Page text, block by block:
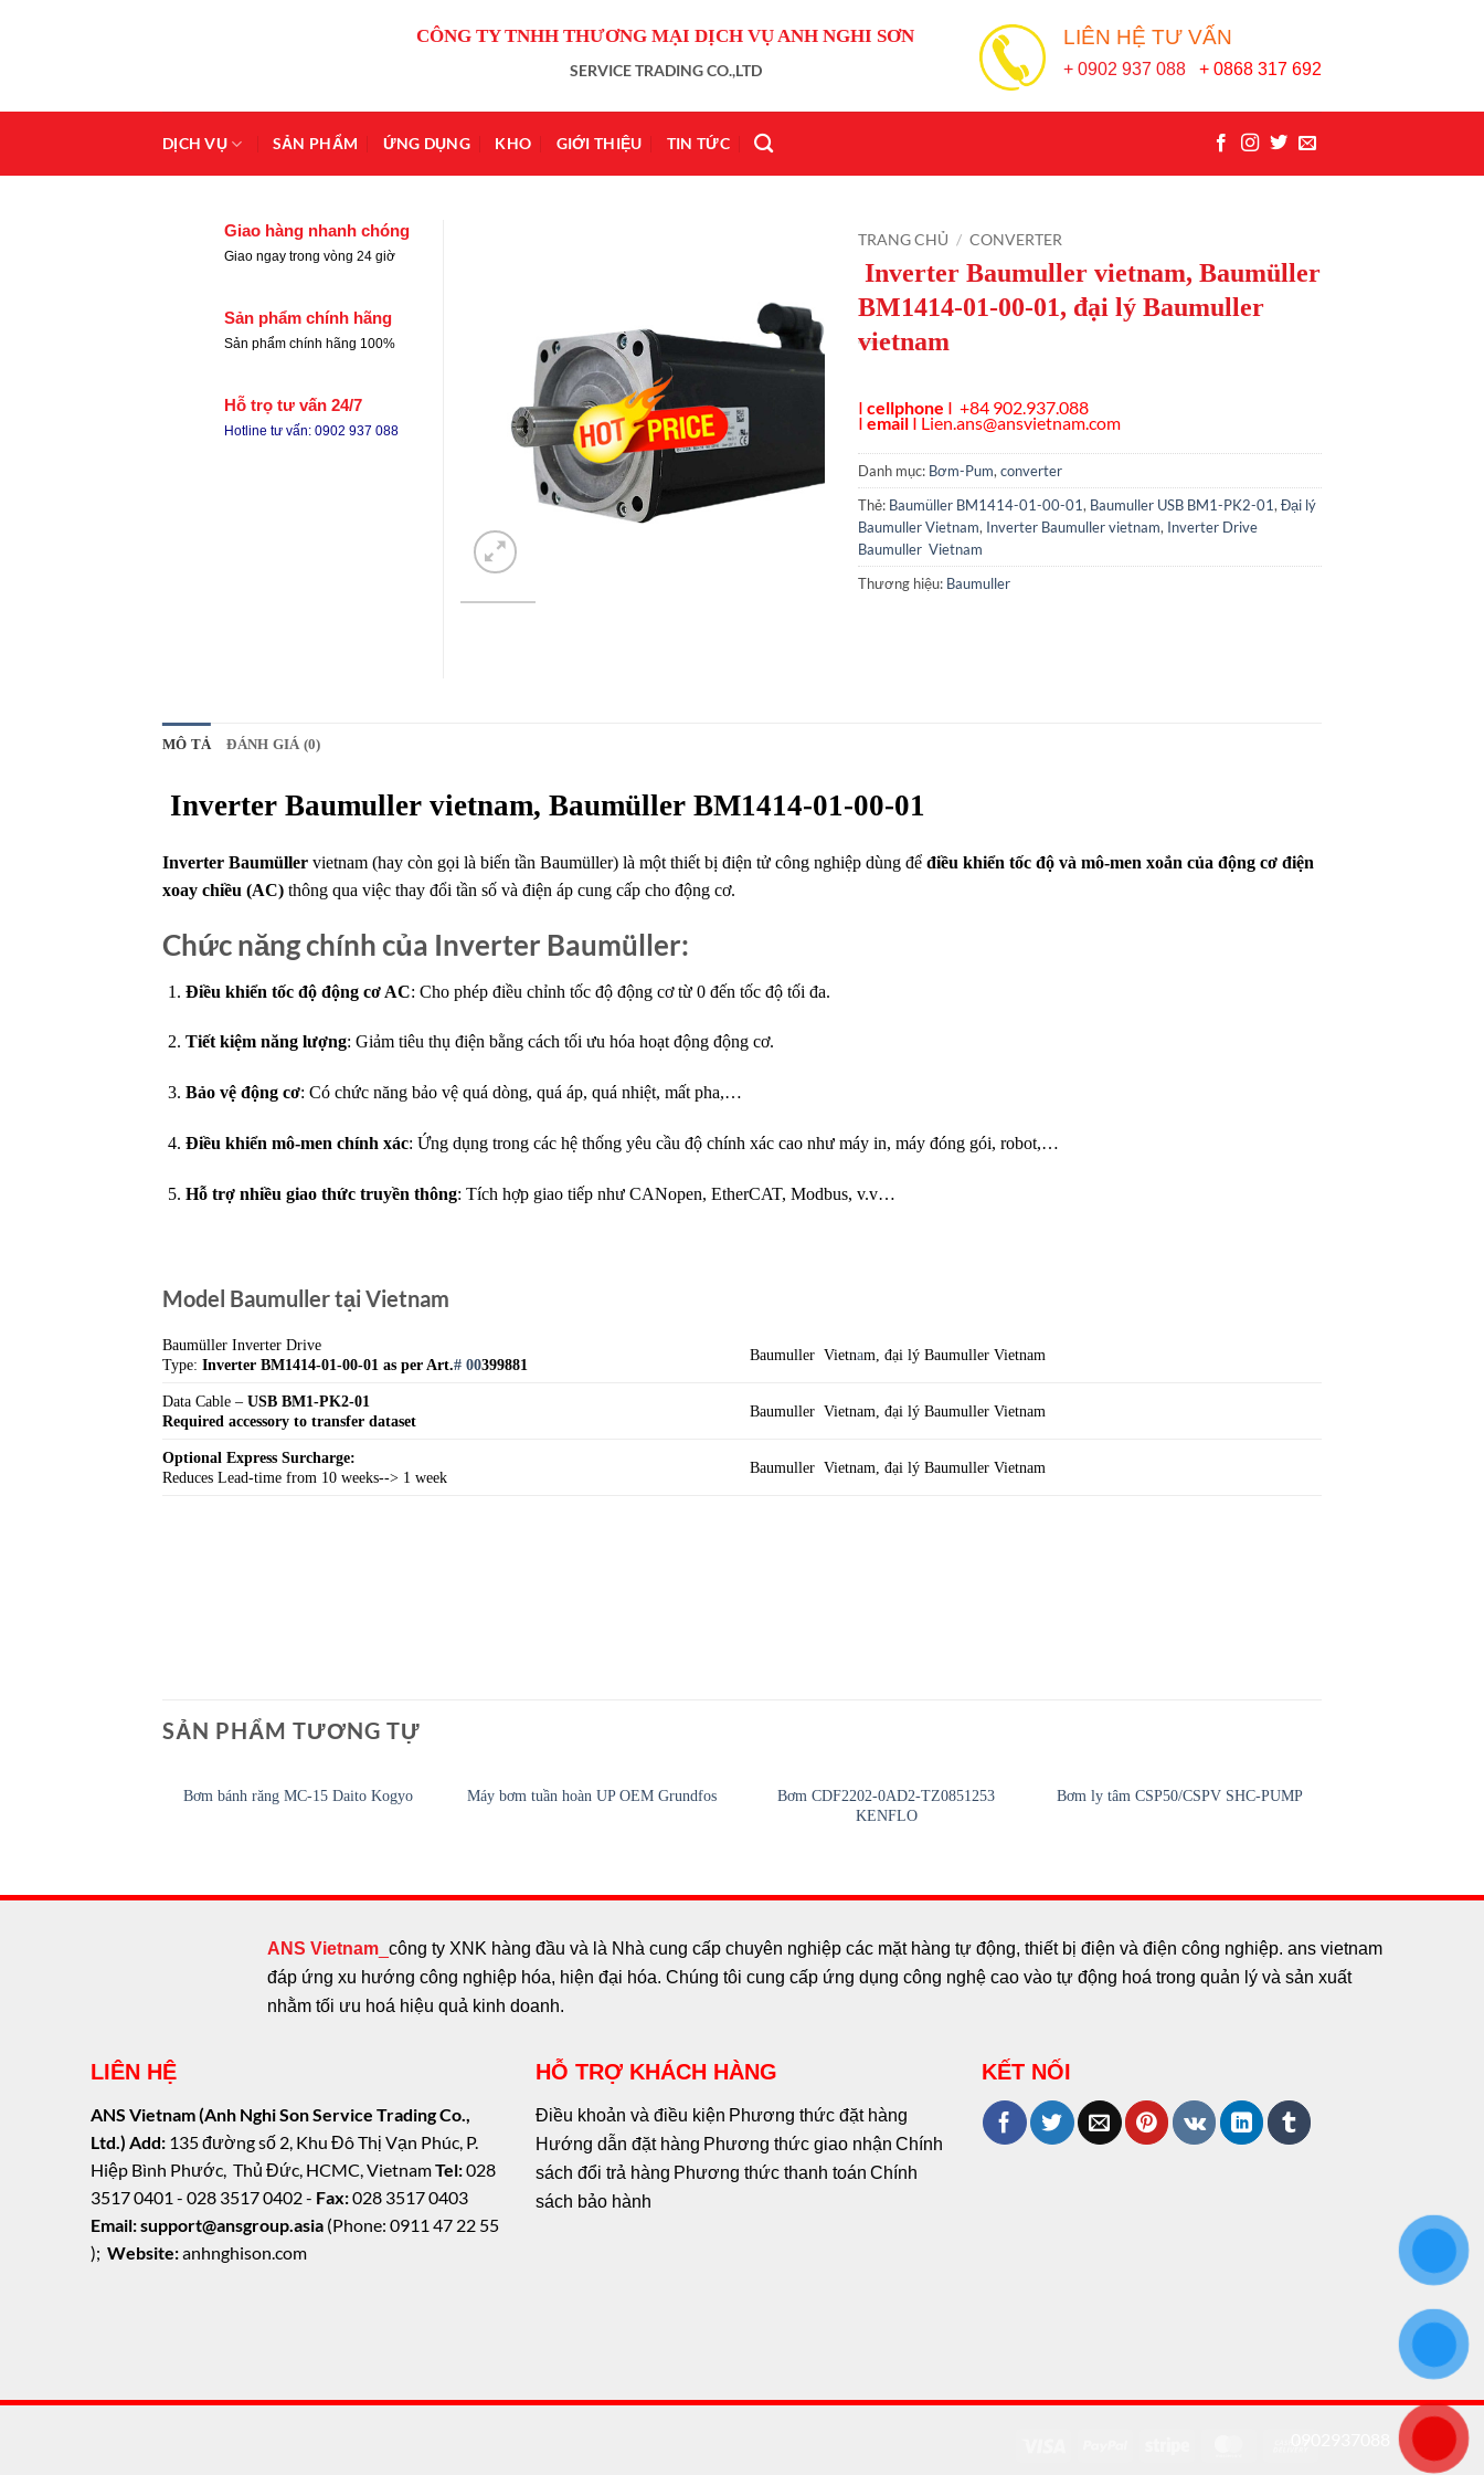
CÔNG TY TNHH THƯƠNG MẠI DỊCH VỤ ANH NGHI SƠN
SERVICE TRADING CO.,LTD
LIÊN HỆ TƯ VẤN
+ 0902 937 088 + 0868 317 692
DỊCH VỤ SẢN PHẨM ỨNG DỤNG KHO GIỚI THIỆU TIN TỨC
TRANG CHỦ / CONVERTER
Inverter Baumuller vietnam, Baumüller
BM1414-01-00-01, đại lý Baumuller
vietnam
I cellphone I +84 902.937.088
I email I Lien.ans@ansvietnam.com
Danh mục: Bơm-Pum,converter
Thẻ: Baumüller BM1414-01-00-01, Baumuller USB BM1-PK2-01,Đại lý
Baumuller Vietnam, Inverter Baumuller vietnam, Inverter Drive
Baumuller Vietnam
Thương hiệu: Baumuller
Giao hàng nhanh chóng
Giao ngay trong vòng 24 giờ
Sản phẩm chính hãng
Sản phẩm chính hãng 100%
Hỗ trọ tư vấn 24/7
Hotline tư vấn: 0902 937 088
MÔ TẢ ĐÁNH GIÁ (0)
Inverter Baumuller vietnam, Baumüller BM1414-01-00-01
Inverter Baumüller vietnam (hay còn gọi là biến tần Baumüller) là một thiết bị điện tử công nghiệp dùng để điều khiển tốc độ và mô-men xoắn của động cơ điện
xoay chiều (AC) thông qua việc thay đổi tần số và điện áp cung cấp cho động cơ.
Chức năng chính của Inverter Baumüller:
Điều khiển tốc độ động cơ AC: Cho phép điều chỉnh tốc độ động cơ từ 0 đến tốc độ tối đa.
Tiết kiệm năng lượng: Giảm tiêu thụ điện bằng cách tối ưu hóa hoạt động động cơ.
Bảo vệ động cơ: Có chức năng bảo vệ quá dòng, quá áp, quá nhiệt, mất pha,…
Điều khiển mô-men chính xác: Ứng dụng trong các hệ thống yêu cầu độ chính xác cao như máy in, máy đóng gói, robot,…
Hỗ trợ nhiều giao thức truyền thông: Tích hợp giao tiếp như CANopen, EtherCAT, Modbus, v.v…
Model Baumuller tại Vietnam
Baumüller Inverter Drive
Type: Inverter BM1414-01-00-01 as per Art.# 00399881
Baumuller Vietnam, đại lý Baumuller Vietnam
Data Cable – USB BM1-PK2-01
Required accessory to transfer dataset
Baumuller Vietnam, đại lý Baumuller Vietnam
Optional Express Surcharge:
Reduces Lead-time from 10 weeks--> 1 week
Baumuller Vietnam, đại lý Baumuller Vietnam
SẢN PHẨM TƯƠNG TỰ
Bơm bánh răng MC-15 Daito Kogyo Máy bơm tuần hoàn UP OEM Grundfos
Bơm CDF2202-0AD2-TZ0851253
KENFLO
Bơm ly tâm CSP50/CSPV SHC-PUMP
ANS Vietnam _công ty XNK hàng đầu và là Nhà cung cấp chuyên nghiệp các mặt hàng tự động, thiết bị điện và điện công nghiệp. ans vietnam
đáp ứng xu hướng công nghiệp hóa, hiện đại hóa. Chúng tôi cung cấp ứng dụng công nghệ cao vào tự động hoá trong quản lý và sản xuất
nhằm tối ưu hoá hiệu quả kinh doanh.
LIÊN HỆ
ANS Vietnam (Anh Nghi Son Service Trading Co.,
Ltd.) Add: 135 đường số 2, Khu Đô Thị Vạn Phúc, P.
Hiệp Bình Phước, Thủ Đức, HCMC, VietnamTel:028
3517 0401 - 028 3517 0402 - Fax:028 3517 0403
Email: support@ansgroup.asia (Phone: 0911 47 22 55
); Website:anhnghison.com
HỖ TRỢ KHÁCH HÀNG
Điều khoản và điều kiện Phương thức đặt hàng
Hướng dẫn đặt hàng Phương thức giao nhận Chính
sách đổi trả hàng Phương thức thanh toán Chính
sách bảo hành
KẾT NỐI